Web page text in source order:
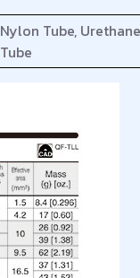
Nylon Tube,
Tube